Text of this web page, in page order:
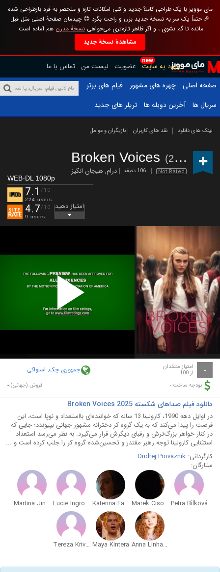
مای موویز با یک طراحی کاملاً جدید و کلی امکانات تازه و منحصر به فرد بازطراحی شده
🎉 حتماً یک سر به نسخهٔ جدید بزن و راحت بگرد 😊 چیدمان صفحهٔ اصلی مثل قبل
مانده تا گم نشوی ، و اگر ظاهر تازه‌تری می‌خواهینسخهٔ مدرن هم آماده است.
مشاهدهٔ نسخهٔ جدید
new
ورود به سایت عضویت لیست من تماس با ما
صفحه اصلی
چهره های مشهور
فیلم های برتر
سریال ها
آخرین دوبله ها تریلر های جدید
لینک های دانلود نقد های کاربران بازیگران و عوامل
Broken Voices (2025)
Not Rated 106 دقیقه درام, هیجان انگیز
WEB-DL 1080p
7.1 /10
224 users
4.7/10
9 users
امتیاز دهید
Play
Video
- امتیاز منتقدان
از 100 جمهوری چک, اسلواکی
بودجه ساخت:- فروش (جهانی):-
دانلود فیلم صداهای شکسته Broken Voices 2025
در اوایل دهه 1990، کارولینا 13 ساله که خواننده‌ای بااستعداد و نوپا است، این
فرصت را پیدا می‌کند که به یک گروه کر دخترانه مشهور جهانی بپیوندد؛ جایی که
در کنار خواهر بزرگ‌ترش و رقبای دیگرش قرار می‌گیرد. به نظر می‌رسد استعداد
استثنایی کارولینا توجه رهبر مقتدر و تحسین‌شده گروه کر را جلب کرده است و ...
کارگردانی: Ondrej Provaznik
ستارگان:
Petra Bílková
Marek Cisovský
Katerina Falbrová
Lucie Ingrová
Martina Jindrová
Anna Linhartová
Maya Kintera
Tereza Krivankova